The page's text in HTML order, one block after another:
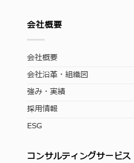
会社概要
会社概要
会社沿革・組織図
強み・実績
採用情報
ESG
コンサルティングサービス